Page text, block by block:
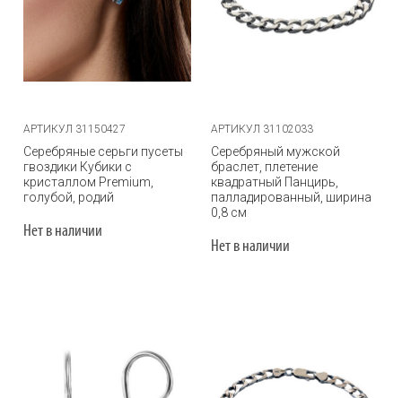
АРТИКУЛ 31150427
Серебряные серьги пусеты
гвоздики Кубики с
кристаллом Premium,
голубой, родий
Нет в наличии
АРТИКУЛ 31102033
Серебряный мужской
браслет, плетение
квадратный Панцирь,
палладированный, ширина
0,8 см
Нет в наличии